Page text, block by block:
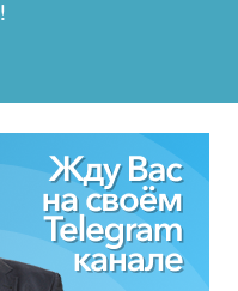
!